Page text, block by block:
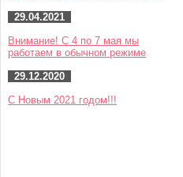
29.04.2021
Внимание! С 4 по 7 мая мы
работаем в обычном режиме
29.12.2020
С Новым 2021 годом!!!